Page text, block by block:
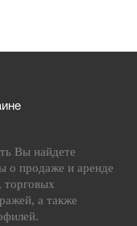
Вы найдете
о продаже и аренде
торговых
а также